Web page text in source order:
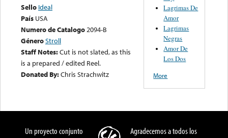
Sello Ideal
País USA
Numero de Catalogo2094-B
GéneroStroll
Staff Notes:Cut is not slated, as this
is a prepared / edited Reel.
Donated By:Chris Strachwitz
Lagrimas De
Amor
Lagrimas
Negras
Amor De
Los Dos
More
Un proyecto conjunto
Agradecemos a todos los